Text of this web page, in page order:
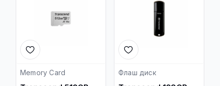
Memory Card Флаш диск